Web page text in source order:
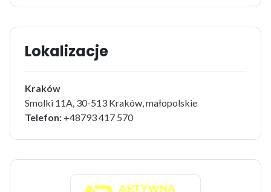
Lokalizacje
Kraków
Smolki 11A, 30-513 Kraków, małopolskie
Telefon: +48793 417 570